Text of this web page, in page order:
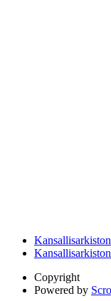
Copyright
Powered by